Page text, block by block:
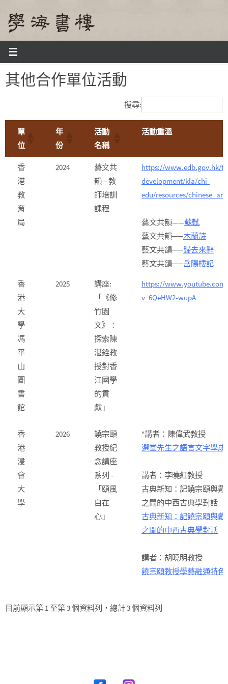
content
Home
其他合作單位活動
搜尋:
單
位
年
份
活動
名稱
活動重溫
香
港
教
育
局
2024
藝文共
韻 – 教
師培訓
課程
https://www.edb.gov.hk/
development/kla/chi-
edu/resources/
藝文共韻——蘇軾
藝文共韻──木蘭詩
藝文共韻──歸去來辭
藝文共韻──岳陽樓記
香
港
大
學
馮
平
山
圖
書
館
2025
講座:
「《修
竹園
文》：
探索陳
湛銓教
授對香
江國學
的貢
獻」
https://
v=6QeHW2-wupA
香
港
浸
會
大
學
2026
饒宗頤
教授紀
念講座
系列 -
「頤風
自在
心」
"講者：陳偉武教授
選堂先生之語言文字學成
講者：李曉紅教授
古典新知：記饒宗頤與
之間的中西古典學對話
古典新知：記饒宗頤與
之間的中西古典學對話
講者：胡曉明教授
饒宗頤教授學藝融通特色
目前顯示第 1 至第 3 個資料列，總計 3 個資料列